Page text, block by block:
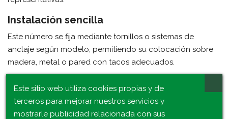
Instalación sencilla
Este número se fija mediante tornillos o sistemas de
anclaje según modelo, permitiendo su colocación sobre
madera, metal o pared con tacos adecuados.
Elnúmero 5 de latónse utiliza enpuertas de entrada,
fachadas, portales de comunidades, locales
Este sitio web utiliza cookies propias y de
terceros para mejorar nuestros servicios y
mostrarle publicidad relacionada con sus